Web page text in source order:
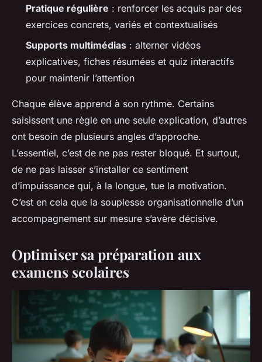
Pratique régulière : renforcer les acquis par des
exercices concrets, variés et contextualisés
Supports multimédias : alterner vidéos
explicatives, fiches résumées et quiz interactifs
pour maintenir l’attention
Chaque élève apprend à son rythme. Certains
saisissent une règle en une seule explication, d’autres
ont besoin de plusieurs angles d’approche.
L’essentiel, c’est de ne pas rester bloqué. Et surtout,
de ne pas laisser s’installer ce sentiment
d’impuissance qui, à la longue, tue la motivation.
C’est en cela que la souplesse organisationnelle d’un
accompagnement sur mesure s’avère décisive.
Optimiser sa préparation aux
examens scolaires